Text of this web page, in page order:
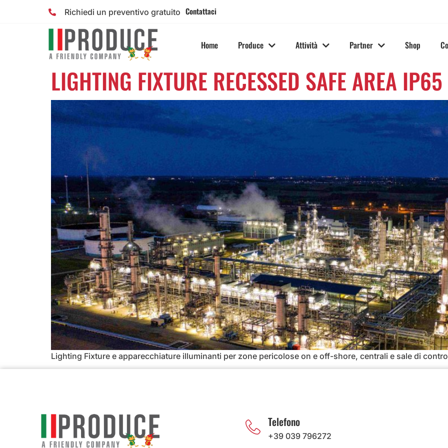
Richiedi un preventivo gratuito Contattaci
Home Produce Attività Partner Shop
LIGHTING FIXTURE RECESSED SAFE AREA IP65
Lighting Fixture e apparecchiature illuminanti per zone pericolose on e off-shore, centrali e sale di
Telefono
+39 039 796272